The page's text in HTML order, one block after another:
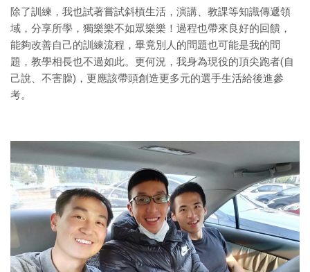
除了訓練，我也試著嘗試斜槓生活，演講、教課等知識傳遞領
域，分享所學，獨樂樂不如眾樂樂！過程也帶來良好的回饋，
能夠改善自己的訓練流程，畢竟別人的問題也可能是我的問
題，教學相長也不過如此。更何況，我身為現役的頂尖跑者(自
己說、不害臊)，更應該帶頭創造更多元的選手生活給後進參
考。